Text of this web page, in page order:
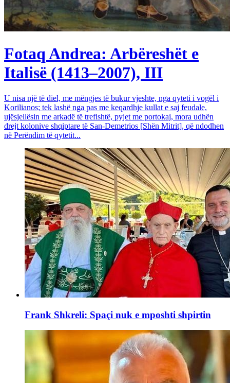
Fotaq Andrea: Arbëreshët e
Italisë (1413–2007), III
U nisa një të diel, me mëngjes të bukur vjeshte, nga qyteti i vogël i
Korilianos; tek lashë nga pas me keqardhje kullat e saj feudale,
ujësjellësin me arkadë të trefishtë, pyjet me portokaj, mora udhën
drejt kolonive shqiptare të San-Demetrios [Shën Mitrit], që ndodhen
në Perëndim të qytetit...
Frank Shkreli: Spaçi nuk e mposhti shpirtin